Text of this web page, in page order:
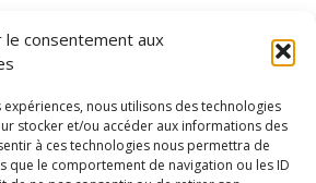
le consentement aux
nous utilisons des technologies
stocker et/ou accéder aux informations des
à ces technologies nous permettra de
que le comportement de navigation ou les ID
le programme des
pas encore été dévoilé. Il est
Hyundai i20 R5.
la Hyundai i20 N Rally2 étant
d’année.